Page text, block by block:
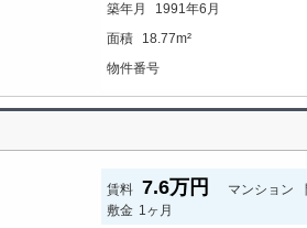
築年月 1991年6月
面積
18.77m²
物件番号
賃料 7.6万円 マンション
敷金 1ヶ月